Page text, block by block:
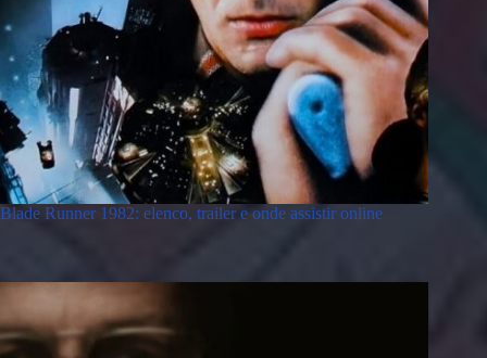
Blade Runner 1982: elenco, trailer e onde assistir online